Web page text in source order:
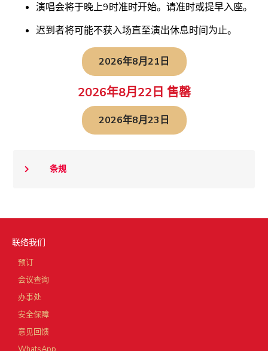
演唱会将于晚上9时准时开始。请准时或提早入座。
迟到者将可能不获入场直至演出休息时间为止。
2026年8月21日
2026年8月22日 售罄
2026年8月23日
条规
联络我们
预订
会议查询
办事处
安全保障
意见回馈